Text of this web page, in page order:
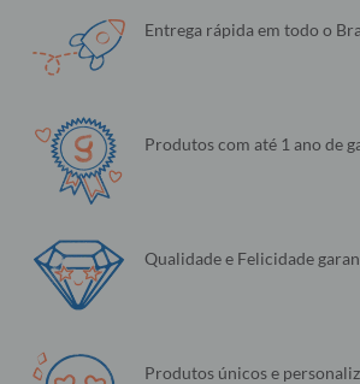
Entrega rápida em todo o
Produtos com até 1 ano de
Qualidade e Felicidade
Produtos únicos e